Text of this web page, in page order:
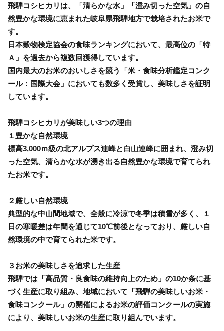
飛騨コシヒカリは、「清らかな水」「澄み切った空気」の自
然豊かな環境に恵まれた岐阜県飛騨地方で栽培されたお米で
す。
日本穀物検定協会の食味ランキングにおいて、最高位の「特
Ａ」を過去から複数回獲得しています。
国内最大のお米のおいしさを競う「米・食味分析鑑定コンク
ール：国際大会」においても数多く受賞し、美味しさを証明
しています。
飛騨コシヒカリが美味しい3つの理由
１豊かな自然環境
標高3,000ｍ級の北アルプス連峰と白山連峰に囲まれ、澄み切
った空気、清らかな水が湧き出る自然豊かな環境で育てられ
たお米です。
２厳しい自然環境
典型的な中山間地域で、全般に冷涼で冬季は積雪が多く、１
日の寒暖差は年間を通じて10℃前後となっており、厳しい自
然環境の中で育てられた米です。
３お米の美味しさを追求した生産
飛騨では「高品質・良食味の維持向上のため」の10か条に基
づく生産に取り組み、地域において「飛騨の美味しいお米・
食味コンクール」の開催によるお米の評価コンクールの実施
により、美味しいお米の生産に取り組んでいます。